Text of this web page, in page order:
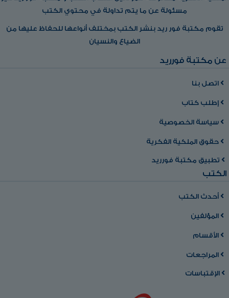
مسئولة عن ما يتم تداولة في محتوي الكتب
تقوم مكتبة فور ريد بنشر الكتب بمختلف أنواعها للحفاظ عليها من
الضياع والنسيان
عن مكتبة فورريد
اتصل بنا
إطلب كتاب
سياسة الخصوصية
حقوق الملكية الفكرية
تطبيق مكتبة فورريد
الكتب
أحدث الكتب
المؤلفين
الأقسام
المراجعات
الإقتباسات